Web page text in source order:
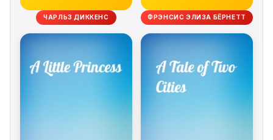
ЧАРЛЬЗ ДИККЕНС ФРЭНСИС ЭЛИЗА БЁРНЕТТ